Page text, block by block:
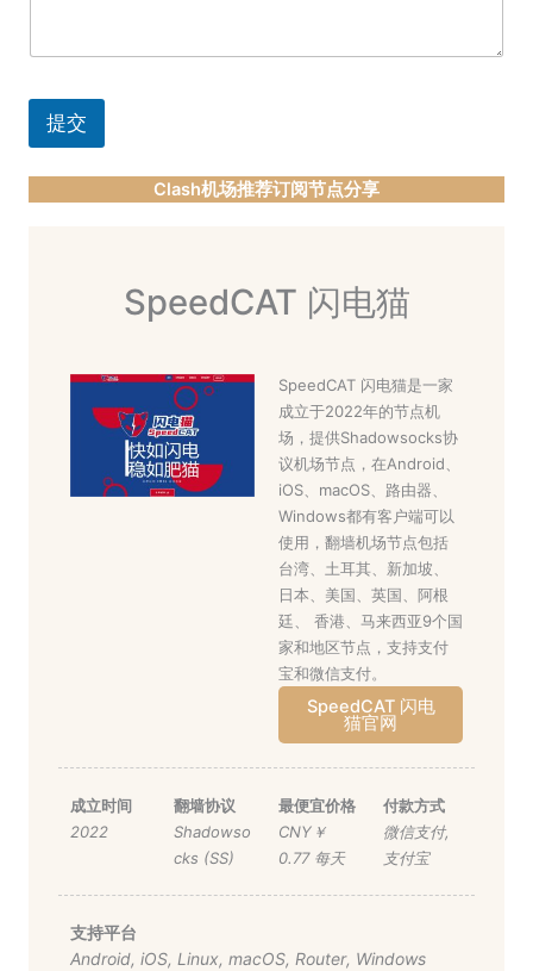
提交
Clash机场推荐订阅节点分享
SpeedCAT 闪电猫
SpeedCAT 闪电猫是一家
成立于2022年的节点机
场，提供Shadowsocks协
议机场节点，在Android、
iOS、macOS、路由器、
Windows都有客户端可以
使用，翻墙机场节点包括
台湾、土耳其、新加坡、
日本、美国、英国、阿根
廷、 香港、马来西亚9个国
家和地区节点，支持支付
宝和微信支付。
SpeedCAT 闪电
猫官网
成立时间
2022
翻墙协议
Shadowso
cks (SS)
最便宜价格
CNY￥
0.77 每天
付款方式
微信支付,
支付宝
支持平台
Android, iOS, Linux, macOS, Router, Windows